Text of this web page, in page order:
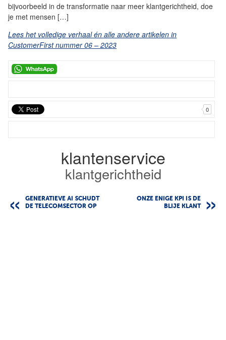
bijvoorbeeld in de transformatie naar meer klantgerichtheid, doe
je met mensen […]
Lees het volledige verhaal én alle andere artikelen in
CustomerFirst nummer 06 – 2023
0
klantenservice
klantgerichtheid
GENERATIEVE AI SCHUDT
DE TELECOMSECTOR OP
ONZE ENIGE KPI IS DE
BLIJE KLANT